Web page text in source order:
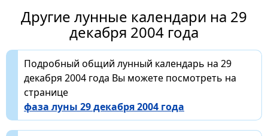
Другие лунные календари на 29
декабря 2004 года
Подробный общий лунный календарь на 29
декабря 2004 года Вы можете посмотреть на
странице
фаза луны 29 декабря 2004 года